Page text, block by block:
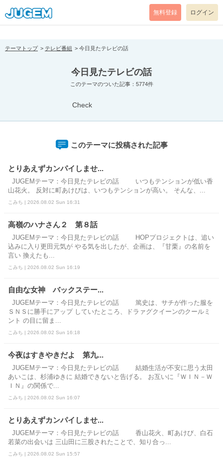
[pear_error: message="Success" code=0 mode=return level=notice
prefix="" info=""]
無料登録 ログイン
テーマトップ テレビ番組 今日見たテレビの話
今日見たテレビの話
このテーマのついた記事：5774件
Check
このテーマに投稿された記事
とりあえずカンパイしませ...
JUGEMテーマ：今日見たテレビの話 いつもテンションが低い⾹
⼭花⽕。 反対に町あけびは、いつもテンションが高い。 そんな、...
こみち | 2026.08.02 Sun 16:31
高嶺のハナさん２ 第８話
JUGEMテーマ：今日見たテレビの話 HOPプロジェクトは、追い
込みに入り更田元気が やる気を出したが、企画は、『甘栗』の名前を
言い 換えたも...
こみち | 2026.08.02 Sun 16:19
自由な女神 バックステー...
JUGEMテーマ：今日見たテレビの話 篤史は、サチが作った服を
ＳＮＳに勝手にアップ していたところ、ドラァグクイーンのクールミ
ント の目に留ま...
こみち | 2026.08.02 Sun 16:18
今夜はすきやきだよ 第九...
JUGEMテーマ：今日見たテレビの話 結婚生活が不安に思う太田
あいこは、杉浦ゆきに 結婚できないと告げる。 お互いに『ＷＩＮ－Ｗ
ＩＮ』の関係で...
こみち | 2026.08.02 Sun 16:07
とりあえずカンパイしませ...
JUGEMテーマ：今日見たテレビの話 ⾹⼭花⽕、町あけび、⽩⽯
若菜の出会いは 三山田に三股されたことで、知り合っ...
こみち | 2026.08.02 Sun 15:57